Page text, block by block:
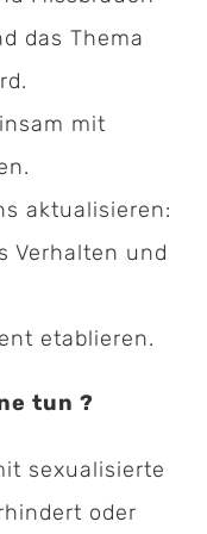
das Thema
mit
aktualisieren:
Verhalten und
etablieren.
tun ?
sexualisierte
oder